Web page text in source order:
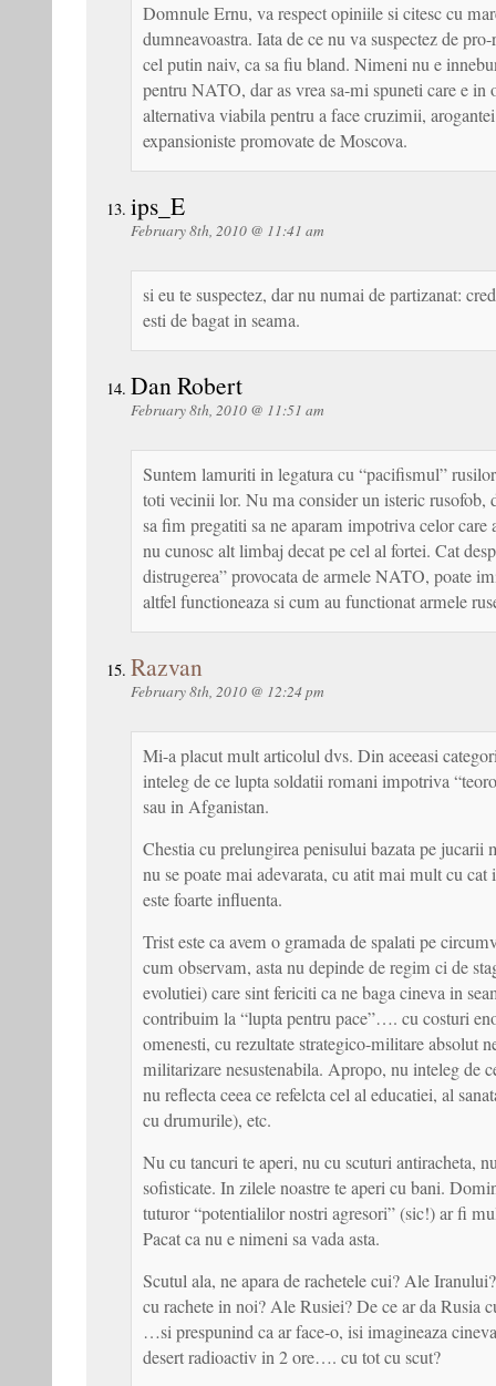
Domnule Ernu, va respect opiniile si citesc cu
dumneavoastra. Iata de ce nu va suspectez de
cel putin naiv, ca sa fiu bland. Nimeni nu e
pentru NATO, dar as vrea sa-mi spuneti care e in
alternativa viabila pentru a face cruzimii,
expansioniste promovate de Moscova.
ips_E
February 8th, 2010 @ 11:41 am
si eu te suspectez, dar nu numai de partizanat:
esti de bagat in seama.
Dan Robert
February 8th, 2010 @ 11:51 am
Suntem lamuriti in legatura cu “pacifismul”
toti vecinii lor. Nu ma consider un isteric rusofob,
sa fim pregatiti sa ne aparam impotriva celor care
nu cunosc alt limbaj decat pe cel al fortei. Cat
distrugerea” provocata de armele NATO, poate
altfel functioneaza si cum au functionat armele
Razvan
February 8th, 2010 @ 12:24 pm
Mi-a placut mult articolul dvs. Din aceeasi
inteleg de ce lupta soldatii romani impotriva
sau in Afganistan.
Chestia cu prelungirea penisului bazata pe jucarii
nu se poate mai adevarata, cu atit mai mult cu
este foarte influenta.
Trist este ca avem o gramada de spalati pe
cum observam, asta nu depinde de regim ci de
evolutiei) care sint fericiti ca ne baga cineva in
contribuim la “lupta pentru pace”…. cu costuri
omenesti, cu rezultate strategico-militare absolut
militarizare nesustenabila. Apropo, nu inteleg de
nu reflecta ceea ce refelcta cel al educatiei, al
cu drumurile), etc.
Nu cu tancuri te aperi, nu cu scuturi antiracheta,
sofisticate. In zilele noastre te aperi cu bani.
tuturor “potentialilor nostri agresori” (sic!) ar fi
Pacat ca nu e nimeni sa vada asta.
Scutul ala, ne apara de rachetele cui? Ale
cu rachete in noi? Ale Rusiei? De ce ar da Rusia
…si prespunind ca ar face-o, isi imagineaza
desert radioactiv in 2 ore…. cu tot cu scut?